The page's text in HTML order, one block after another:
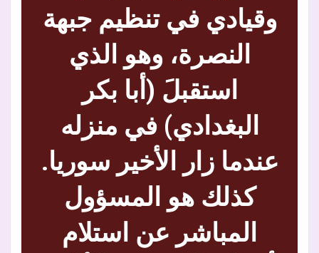
وقيادي في تنظيم جبهة
النصرة، وهو الذي
استقبلَ (أبا بكر
البغدادي) في منزله
عندما زار الأخير سوريا.
كذلك هو المسؤول
المباشر عن استلام